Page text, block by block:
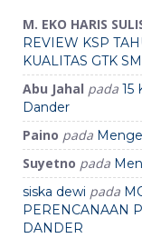
M. EKO HARIS
REVIEW KSP
KUALITAS GTK
Abu Jahal pada 15
Dander
Paino pada
Suyetno pada
siska dewi pada
PERENCANAAN
DANDER